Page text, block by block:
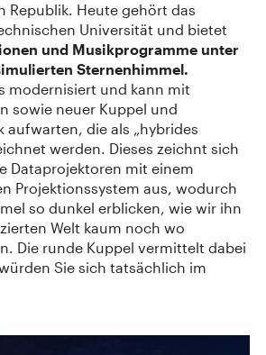
Republik. Heute gehört das
Universität und bietet
und Musikprogramme unter
Sternenhimmel.
modernisiert und kann mit
sowie neuer Kuppel und
aufwarten, die als „hybrides
werden. Dieses zeichnt sich
Dataprojektoren mit einem
Projektionssystem aus, wodurch
so dunkel erblicken, wie wir ihn
Welt kaum noch wo
Die runde Kuppel vermittelt dabei
Sie sich tatsächlich im